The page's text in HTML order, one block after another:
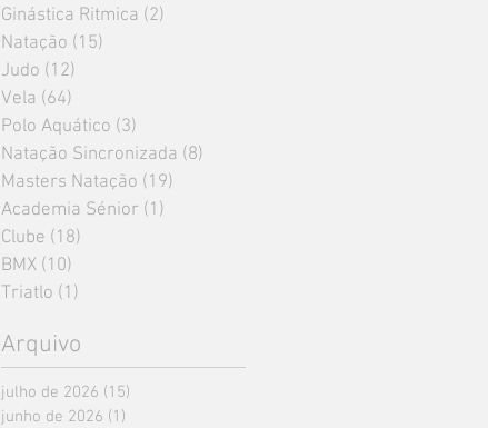
Ginástica Ritmica (2)
Natação (15)
Judo (12)
Vela (64)
Polo Aquático (3)
Natação Sincronizada (8)
Masters Natação (19)
Academia Sénior (1)
Clube (18)
BMX (10)
Triatlo (1)
Arquivo
julho de 2026 (15)
junho de 2026 (1)